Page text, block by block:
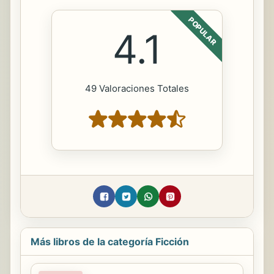
POPULAR
4.1
49 Valoraciones Totales
Más libros de la categoría Ficción